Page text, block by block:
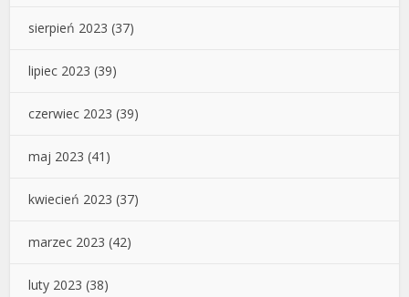
sierpień 2023 (37)
lipiec 2023 (39)
czerwiec 2023 (39)
maj 2023 (41)
kwiecień 2023 (37)
marzec 2023 (42)
luty 2023 (38)